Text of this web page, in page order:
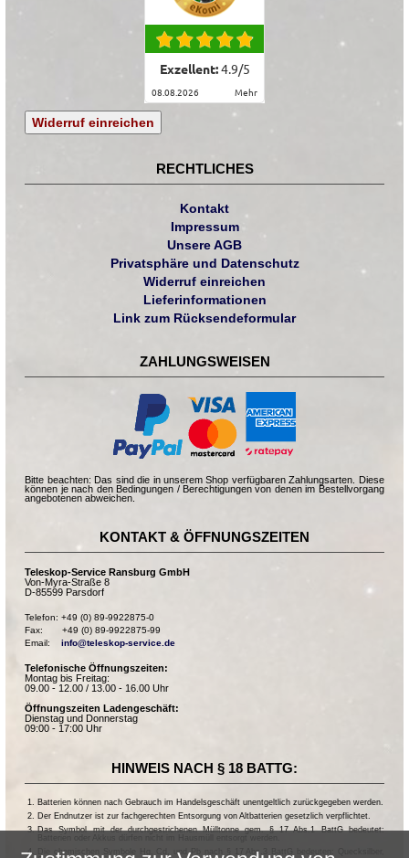
Exzellent:4.9/5
08.08.2026 mehr
Widerruf einreichen
RECHTLICHES
Kontakt
Impressum
Unsere AGB
Privatsphäre und Datenschutz
Widerruf einreichen
Lieferinformationen
Link zum Rücksendeformular
ZAHLUNGSWEISEN
Bitte beachten: Das sind die in unserem Shop verfügbaren Zahlungsarten. Diese
können je nach den Bedingungen / Berechtigungen von denen im Bestellvorgang
angebotenen abweichen.
KONTAKT & ÖFFNUNGSZEITEN
Teleskop-Service Ransburg GmbH
Von-Myra-Straße 8
D-85599 Parsdorf
Telefon: +49 (0) 89-9922875-0
Fax:       +49 (0) 89-9922875-99
Email: info@teleskop-service.de
Telefonische Öffnungszeiten:
Montag bis Freitag:
09.00 - 12.00 / 13.00 - 16.00 Uhr
Öffnungszeiten Ladengeschäft:
Dienstag und Donnerstag
09:00 - 17:00 Uhr
HINWEIS NACH § 18 BATTG:
Batterien können nach Gebrauch im Handelsgeschäft unentgeltlich zurückgegeben werden.
Der Endnutzer ist zur fachgerechten Entsorgung von Altbatterien gesetzlich verpflichtet.
Das Symbol mit der durchgestrichenen Mülltonne gem. § 17 Abs.1 BattG bedeutet:
Die chemischen Symbole Hg, Cd, und Pb nach § 17 Abs.3 BattG bedeuten: Quecksilber,